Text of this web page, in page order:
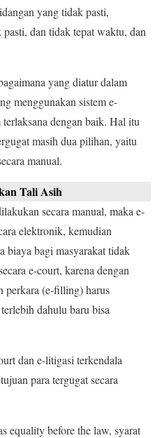
yang tidak pasti,
dan tidak tepat waktu, dan
yang diatur dalam
menggunakan sistem e-
dengan baik. Hal itu
masih dua pilihan, yaitu
manual.
Tali Asih
secara manual, maka e-
elektronik, kemudian
biaya bagi masyarakat tidak
e-court, karena dengan
perkara (e-filling) harus
dahulu baru bisa
dan e-litigasi terkendala
para tergugat secara
equality before the law, syarat